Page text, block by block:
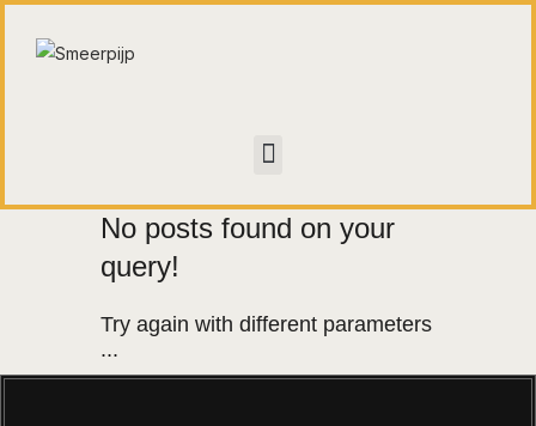
CONTACT
WALL OF FAME
No posts found on your
query!
Try again with different parameters
...